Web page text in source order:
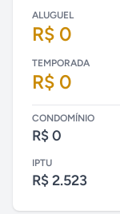
ALUGUEL
R$ 0
TEMPORADA
R$ 0
CONDOMÍNIO
R$ 0
IPTU
R$ 2.523